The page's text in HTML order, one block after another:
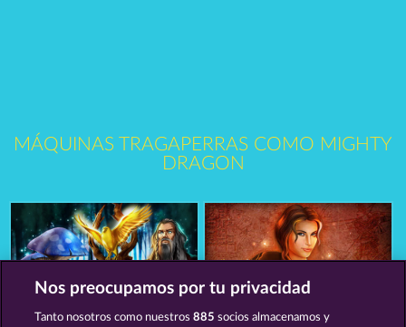
MÁQUINAS TRAGAPERRAS COMO MIGHTY
DRAGON
Mystic Force Magic Stone
Nos preocupamos por tu privacidad
Tanto nosotros como nuestros885 socios almacenamos y